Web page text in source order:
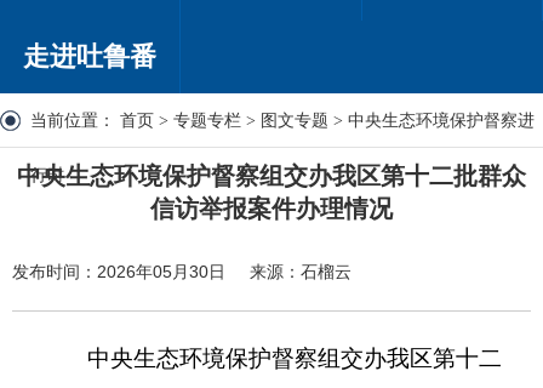
走进吐鲁番
当前位置： 首页 > 专题专栏 > 图文专题 > 中央生态环境保护督察进
行时
中央生态环境保护督察组交办我区第十二批群众
信访举报案件办理情况
发布时间：2026年05月30日 来源：石榴云
中央生态环境保护督察组交办我区第十二